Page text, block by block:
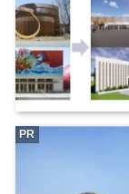
PR